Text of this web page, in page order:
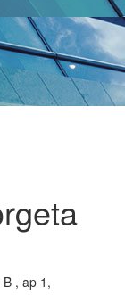
, ap 1,